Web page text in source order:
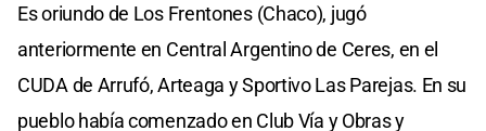
Es oriundo de Los Frentones (Chaco), jugó
anteriormente en Central Argentino de Ceres, en el
CUDA de Arrufó, Arteaga y Sportivo Las Parejas. En su
pueblo había comenzado en Club Vía y Obras y